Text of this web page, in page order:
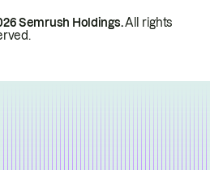
Semrush Holdings.All rights